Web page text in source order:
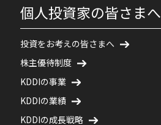
個人投資家の皆さまへ
投資をお考えの皆さまへ
株主優待制度
KDDIの事業
KDDIの業績
KDDIの成長戦略